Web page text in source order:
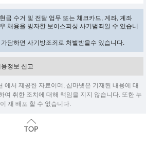
금 수거 및 전달 업무 또는 체크카드, 계좌, 계좌
채용을 빙자한 보이스피싱 사기범죄일 수 있습니
담하면 사기방조죄로 처벌받을수 있습니다.
정보 신고
서 제공한 자료이며, 샵마넷은 기재된 내용에 대
여 취한 조치에 대해 책임을 지지 않습니다. 또한 누
재 배포 할 수 없습니다.